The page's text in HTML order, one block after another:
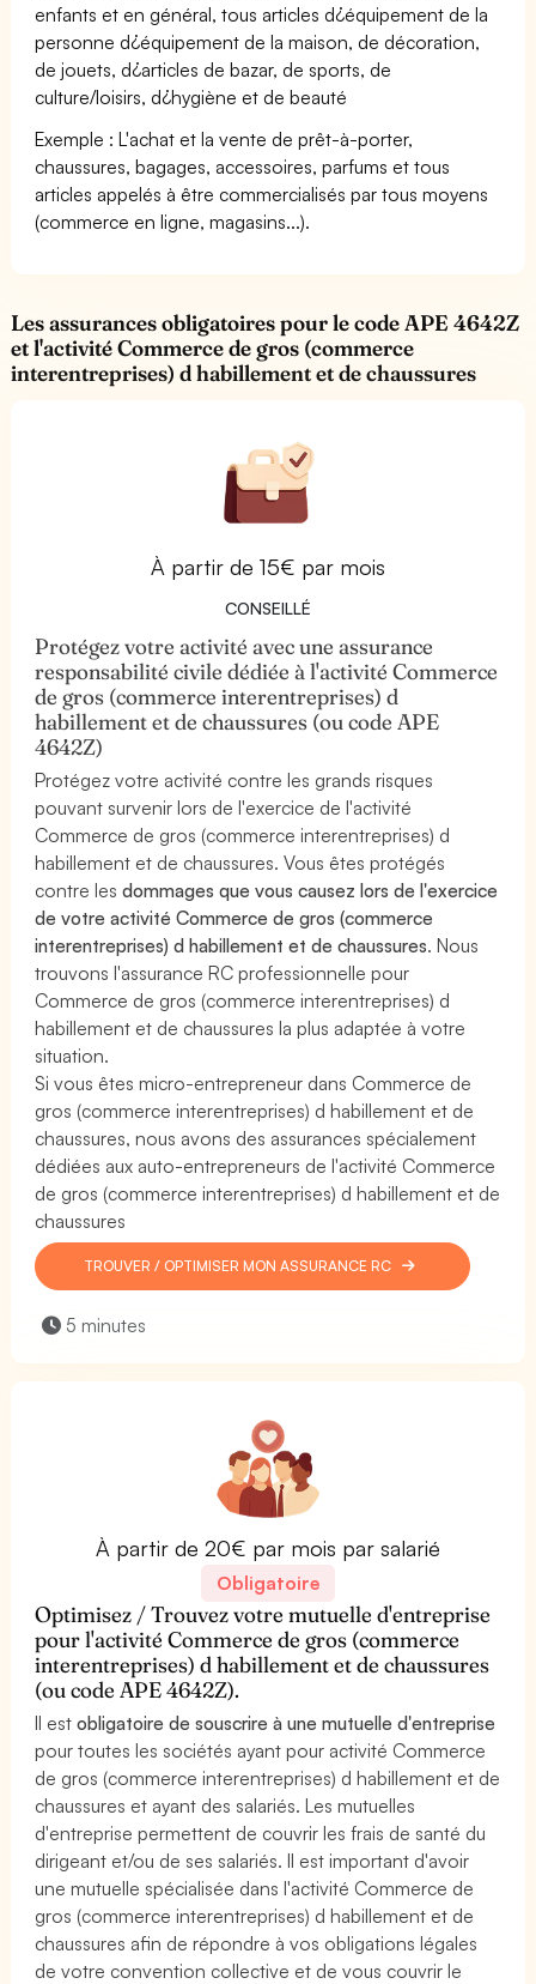
enfants et en général, tous articles d¿équipement de la
personne d¿équipement de la maison, de décoration,
de jouets, d¿articles de bazar, de sports, de
culture/loisirs, d¿hygiène et de beauté
Exemple : L'achat et la vente de prêt-à-porter,
chaussures, bagages, accessoires, parfums et tous
articles appelés à être commercialisés par tous moyens
(commerce en ligne, magasins...).
Les assurances obligatoires pour le code APE 4642Z
et l'activité Commerce de gros (commerce
interentreprises) d habillement et de chaussures
À partir de 15€ par mois
CONSEILLÉ
Protégez votre activité avec une assurance
responsabilité civile dédiée à l'activité Commerce
de gros (commerce interentreprises) d
habillement et de chaussures (ou code APE
4642Z)
Protégez votre activité contre les grands risques
pouvant survenir lors de l'exercice de l'activité
Commerce de gros (commerce interentreprises) d
habillement et de chaussures. Vous êtes protégés
contre lesdommages que vous causez lors de l'exercice
de votre activité Commerce de gros (commerce
interentreprises) d habillement et de chaussures. Nous
trouvons l'assurance RC professionnelle pour
Commerce de gros (commerce interentreprises) d
habillement et de chaussures la plus adaptée à votre
situation.
Si vous êtes micro-entrepreneur dans Commerce de
gros (commerce interentreprises) d habillement et de
chaussures, nous avons des assurances spécialement
dédiées aux auto-entrepreneurs de l'activité Commerce
de gros (commerce interentreprises) d habillement et de
chaussures
TROUVER / OPTIMISER MON ASSURANCE RC
5 minutes
À partir de 20€ par mois par salarié
Obligatoire
Optimisez / Trouvez votre mutuelle d'entreprise
pour l'activité Commerce de gros (commerce
interentreprises) d habillement et de chaussures
(ou code APE 4642Z).
Il estobligatoire de souscrire à une mutuelle d'entreprise
pour toutes les sociétés ayant pour activité Commerce
de gros (commerce interentreprises) d habillement et de
chaussures et ayant des salariés. Les mutuelles
d'entreprise permettent de couvrir les frais de santé du
dirigeant et/ou de ses salariés. Il est important d'avoir
une mutuelle spécialisée dans l'activité Commerce de
gros (commerce interentreprises) d habillement et de
chaussures afin de répondre à vos obligations légales
de votre convention collective et de vous couvrir le